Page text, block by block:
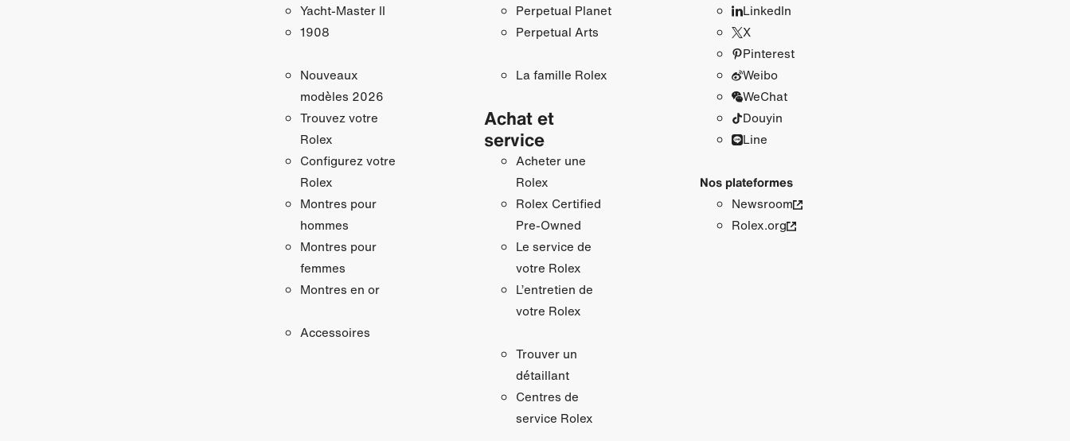
Yacht‑Master II
1908
Nouveaux
modèles 2026
Trouvez votre
Rolex
Configurez votre
Rolex
Montres pour
hommes
Montres pour
femmes
Montres en or
Accessoires
Perpetual Planet
Perpetual Arts
La famille Rolex
Achat et
service
Acheter une
Rolex
Rolex Certified
Pre-Owned
Le service de
votre Rolex
L’entretien de
votre Rolex
Trouver un
détaillant
Centres de
service Rolex
LinkedIn
X
Pinterest
Weibo
WeChat
Douyin
Line
Nos plateformes
Newsroom
Rolex.org